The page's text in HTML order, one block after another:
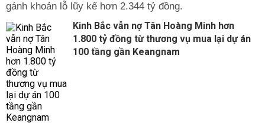
gánh khoản lỗ lũy kế hơn 2.344 tỷ đồng.
Kinh Bắc vẫn nợ Tân Hoàng Minh hơn
1.800 tỷ đồng từ thương vụ mua lại dự án
100 tầng gần Keangnam